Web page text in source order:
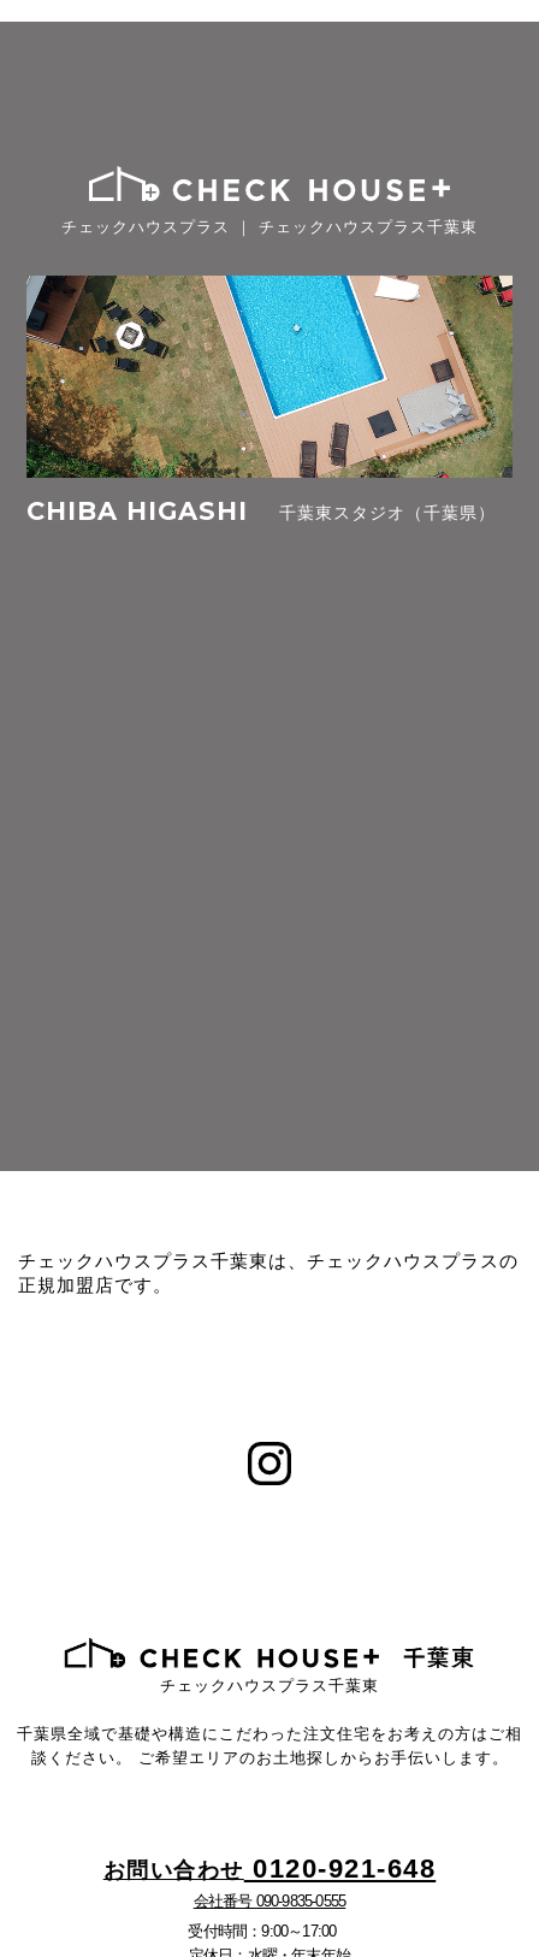
チェックハウスプラス ｜ チェックハウスプラス千葉東
CHIBA HIGASHI 千葉東スタジオ（千葉県）
チェックハウスプラス千葉東は、チェックハウスプラスの
正規加盟店です。
チェックハウスプラス千葉東
千葉県全域で基礎や構造にこだわった注文住宅を お考えの方はご相
談ください。
ご希望エリアのお土地探しからお手伝いします。
お問い合わせ 0120-921-648
会社番号 090-9835-0555
受付時間：9:00～17:00